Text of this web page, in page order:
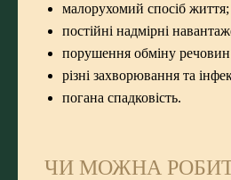
малорухомий спосіб життя;
постійні надмірні
порушення обміну речовин
різні захворювання та
погана спадковість.
ЧИ МОЖНА